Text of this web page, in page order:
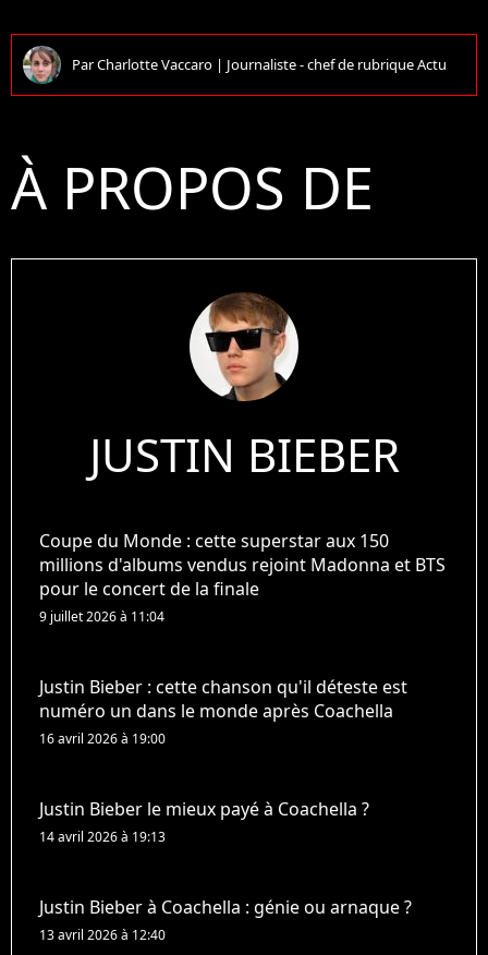
ParCharlotte Vaccaro | Journaliste - chef de rubrique Actu
À PROPOS DE
JUSTIN BIEBER
Coupe du Monde : cette superstar aux 150
millions d'albums vendus rejoint Madonna et BTS
pour le concert de la finale
9 juillet 2026 à 11:04
Justin Bieber : cette chanson qu'il déteste est
numéro un dans le monde après Coachella
16 avril 2026 à 19:00
Justin Bieber le mieux payé à Coachella ?
14 avril 2026 à 19:13
Justin Bieber à Coachella : génie ou arnaque ?
13 avril 2026 à 12:40